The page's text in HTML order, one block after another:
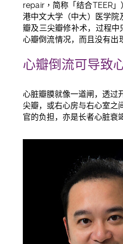
repair，简称 「结合TEER 」
港中文大学（中大）医学院
瓣及三尖瓣修补术， 过程中
心瓣倒流情况，而且没有出
心瓣倒流可导致
心脏瓣膜就像一道闸，透过
尖瓣，或右心房与右心室之
官的负担，亦是长者心脏衰